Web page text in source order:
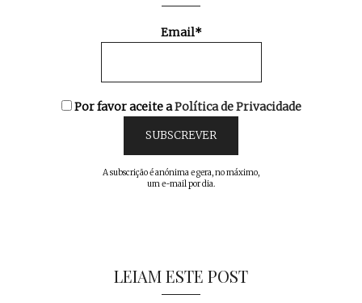
Email*
Por favor aceite aPolítica de Privacidade
A subscrição é anónima e gera, no máximo,
um e-mail por dia.
LEIAM ESTE POST